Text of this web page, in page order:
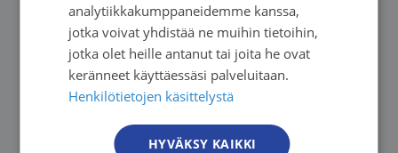
Lue lisää
analytiikkakumppaneidemme kanssa,
jotka voivat yhdistää ne muihin tietoihin,
jotka olet heille antanut tai joita he ovat
keränneet käyttäessäsi palveluitaan.
Henkilötietojen käsittelystä
HYVÄKSY KAIKKI